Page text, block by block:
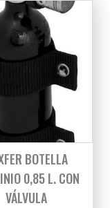
BOTELLA
0,85 L. CON
VÁLVULA